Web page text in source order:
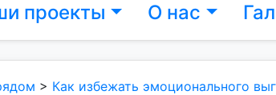
проекты О нас
> Как избежать эмоционального